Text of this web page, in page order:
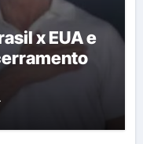
x EUA e